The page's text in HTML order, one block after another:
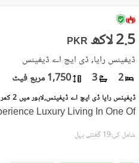
PKR 2.5 لاکھ
ڈیفینس رایا, ڈی ایچ اے ڈیفینس
2
3 1,750 مربع فیٹ
Luxury Living In One Of
شامل کی:19 گھنٹے پہل